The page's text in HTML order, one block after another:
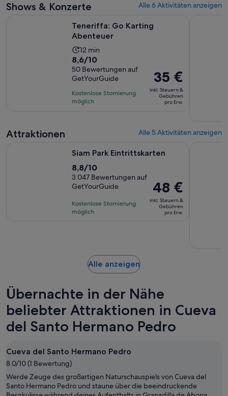
Shows & Konzerte Alle 6 Aktivitäten anzeigen
Teneriffa: Go Karting
Abenteuer
Die
Aktivität
dauert
12
Minuten
12 min
8.6
von
10,
basierend
auf
8,6/10
50 Bewertungen auf
GetYourGuide
Kostenlose Stornierung
möglich
Der
Preis
beträgt
35 €
Erw.
35 €
inkl. Steuern &
Gebühren
pro Erw.
Attraktionen Alle 5 Aktivitäten anzeigen
Siam Park Eintrittskarten
8.8
von
10,
basierend
auf
8,8/10
3 047 Bewertungen auf
GetYourGuide
Kostenlose Stornierung
möglich
Der
Preis
beträgt
48 €
48 €
inkl. Steuern &
Gebühren
pro Erw.
Alle anzeigenWird
neuen
geöffnet
Übernachte in der Nähe
beliebter Attraktionen in Cueva
del Santo Hermano Pedro
Cueva del Santo Hermano Pedro
8.0/10 (1 Bewertung)
Werde Zeuge des großartigen Naturschauspiels von Cueva del
Santo Hermano Pedro und staune über die beeindruckende